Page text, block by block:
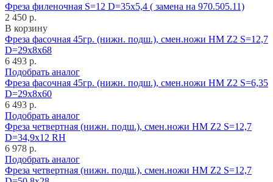
Фреза филеночная S=12 D=35x5,4 ( замена на 970.505.11)
2 450 р.
В корзину
Фреза фасочная 45гр. (нижн. подш.), смен.ножи HM Z2 S=12,7
D=29x8x68
6 493 р.
Подобрать аналог
Фреза фасочная 45гр. (нижн. подш.), смен.ножи HM Z2 S=6,35
D=29x8x60
6 493 р.
Подобрать аналог
Фреза четвертная (нижн. подш.), смен.ножи HM Z2 S=12,7
D=34,9x12 RH
6 978 р.
Подобрать аналог
Фреза четвертная (нижн. подш.), смен.ножи HM Z2 S=12,7